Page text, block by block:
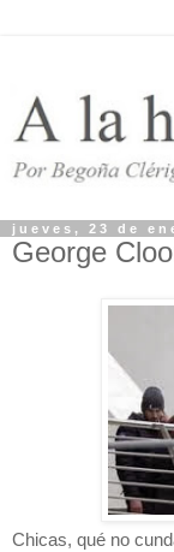
jueves, 23 de
George
Chicas, qué no